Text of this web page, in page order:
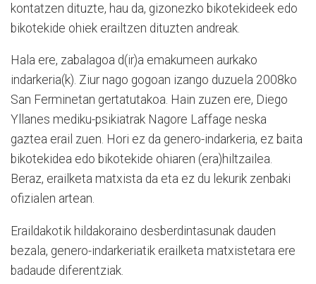
kontatzen dituzte, hau da, gizonezko bikotekideek edo
bikotekide ohiek erailtzen dituzten andreak.
Hala ere, zabalagoa d(ir)a emakumeen aurkako
indarkeria(k). Ziur nago gogoan izango duzuela 2008ko
San Ferminetan gertatutakoa. Hain zuzen ere, Diego
Yllanes mediku-psikiatrak Nagore Laffage neska
gaztea erail zuen. Hori ez da genero-indarkeria, ez baita
bikotekidea edo bikotekide ohiaren (era)hiltzailea.
Beraz, erailketa matxista da eta ez du lekurik zenbaki
ofizialen artean.
Eraildakotik hildakoraino desberdintasunak dauden
bezala, genero-indarkeriatik erailketa matxistetara ere
badaude diferentziak.